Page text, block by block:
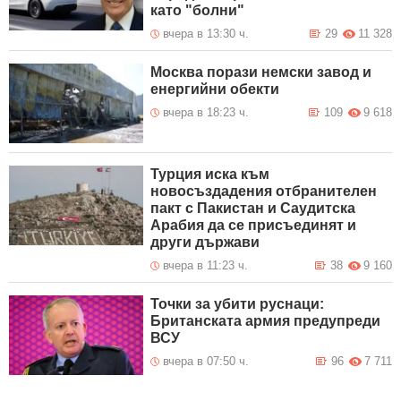
като "болни"
вчера в 13:30 ч. 11 328
29
Москва порази немски завод и
енергийни обекти
вчера в 18:23 ч. 9 618
109
Турция иска към
новосъздадения отбранителен
пакт с Пакистан и Саудитска
Арабия да се присъединят и
други държави
вчера в 11:23 ч. 9 160
38
Точки за убити руснаци:
Британската армия предупреди
ВСУ
вчера в 07:50 ч. 7 711
96